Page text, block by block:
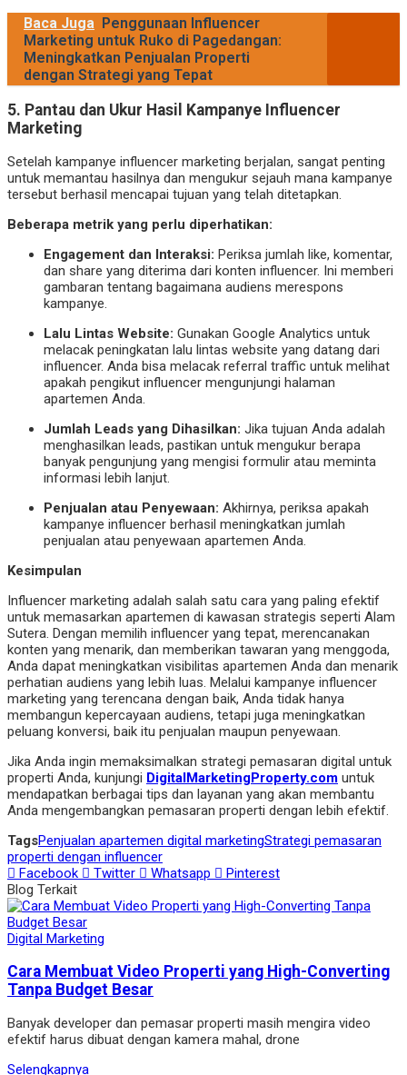
Baca Juga Penggunaan Influencer
Marketing untuk Ruko di Pagedangan:
Meningkatkan Penjualan Properti
dengan Strategi yang Tepat
5. Pantau dan Ukur Hasil Kampanye Influencer
Marketing
Setelah kampanye influencer marketing berjalan, sangat penting
untuk memantau hasilnya dan mengukur sejauh mana kampanye
tersebut berhasil mencapai tujuan yang telah ditetapkan.
Beberapa metrik yang perlu diperhatikan:
Engagement dan Interaksi: Periksa jumlah like, komentar,
dan share yang diterima dari konten influencer. Ini memberi
gambaran tentang bagaimana audiens merespons
kampanye.
Lalu Lintas Website: Gunakan Google Analytics untuk
melacak peningkatan lalu lintas website yang datang dari
influencer. Anda bisa melacak referral traffic untuk melihat
apakah pengikut influencer mengunjungi halaman
apartemen Anda.
Jumlah Leads yang Dihasilkan: Jika tujuan Anda adalah
menghasilkan leads, pastikan untuk mengukur berapa
banyak pengunjung yang mengisi formulir atau meminta
informasi lebih lanjut.
Penjualan atau Penyewaan: Akhirnya, periksa apakah
kampanye influencer berhasil meningkatkan jumlah
penjualan atau penyewaan apartemen Anda.
Kesimpulan
Influencer marketing adalah salah satu cara yang paling efektif
untuk memasarkan apartemen di kawasan strategis seperti Alam
Sutera. Dengan memilih influencer yang tepat, merencanakan
konten yang menarik, dan memberikan tawaran yang menggoda,
Anda dapat meningkatkan visibilitas apartemen Anda dan menarik
perhatian audiens yang lebih luas. Melalui kampanye influencer
marketing yang terencana dengan baik, Anda tidak hanya
membangun kepercayaan audiens, tetapi juga meningkatkan
peluang konversi, baik itu penjualan maupun penyewaan.
Jika Anda ingin memaksimalkan strategi pemasaran digital untuk
properti Anda, kunjungi DigitalMarketingProperty.com untuk
mendapatkan berbagai tips dan layanan yang akan membantu
Anda mengembangkan pemasaran properti dengan lebih efektif.
TagsPenjualan apartemen digital marketingStrategi pemasaran
properti dengan influencer
Facebook
Twitter Whatsapp
Pinterest
Blog Terkait
Digital Marketing
Cara Membuat Video Properti yang High-Converting
Tanpa Budget Besar
Banyak developer dan pemasar properti masih mengira video
efektif harus dibuat dengan kamera mahal, drone
Selengkapnya